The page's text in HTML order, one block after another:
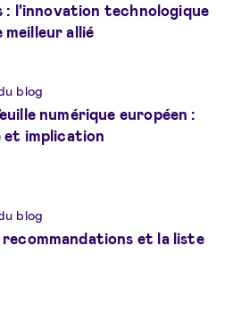
: l'innovation technologique
meilleur allié
blog
numérique européen :
et implication
blog
et la liste